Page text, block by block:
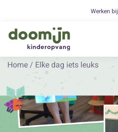
Werken bij
Home / Elke dag iets leuks